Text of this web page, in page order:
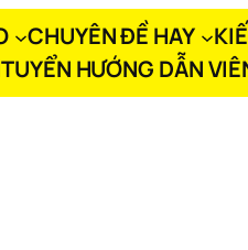
CHUYÊN ĐỀ HAY
TUYỂN HƯỚNG DẪN